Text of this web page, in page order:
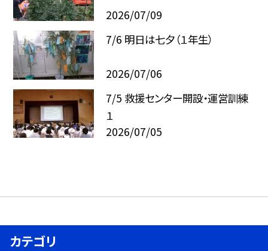
2026/07/09
7/6 明日は七夕（１年生）
2026/07/06
7/5 救援センター開設・運営訓練
１
2026/07/05
カテゴリ